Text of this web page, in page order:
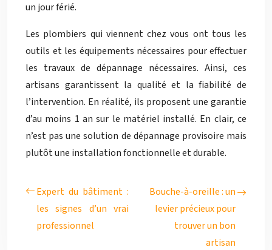
un jour férié.
Les plombiers qui viennent chez vous ont tous les
outils et les équipements nécessaires pour effectuer
les travaux de dépannage nécessaires. Ainsi, ces
artisans garantissent la qualité et la fiabilité de
l’intervention. En réalité, ils proposent une garantie
d’au moins 1 an sur le matériel installé. En clair, ce
n’est pas une solution de dépannage provisoire mais
plutôt une installation fonctionnelle et durable.
Expert du bâtiment :
les signes d’un vrai
professionnel
Bouche-à-oreille : un
levier précieux pour
trouver un bon
artisan